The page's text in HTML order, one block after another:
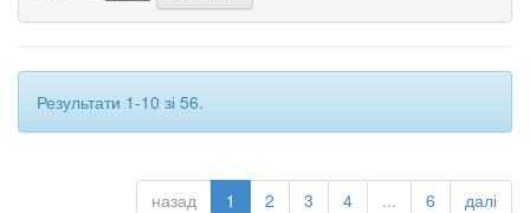
Результати 1-10 зі 56.
назад 1 2 3 4 ... 6 далі